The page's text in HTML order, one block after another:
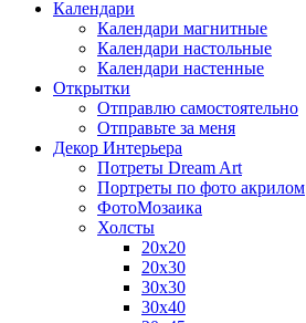
Календари
Календари магнитные
Календари настольные
Календари настенные
Открытки
Отправлю самостоятельно
Отправьте за меня
Декор Интерьера
Потреты Dream Art
Портреты по фото акрилом
ФотоМозаика
Холсты
20х20
20х30
30х30
30х40